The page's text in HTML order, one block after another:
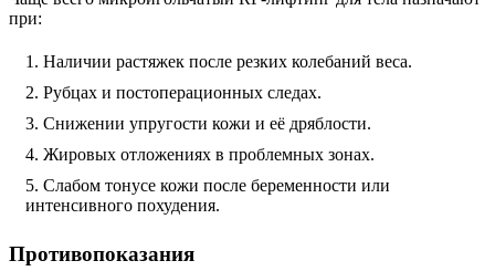
при:
Наличии растяжек после резких колебаний веса.
Рубцах и постоперационных следах.
Снижении упругости кожи и её дряблости.
Жировых отложениях в проблемных зонах.
Слабом тонусе кожи после беременности или
интенсивного похудения.
Противопоказания